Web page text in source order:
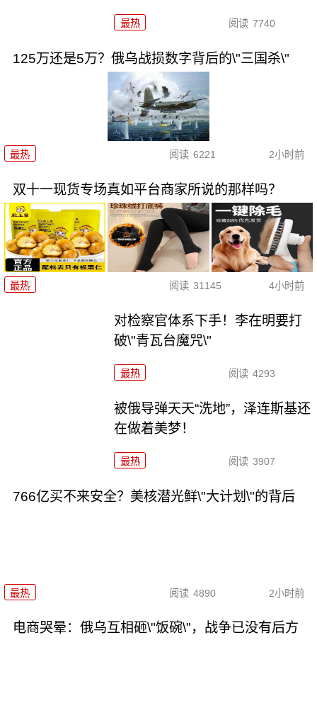
最热 阅读 7740
125万还是5万？俄乌战损数字背后的\"三国杀\"
最热 阅读 6221 2小时前
双十一现货专场真如平台商家所说的那样吗？
最热 阅读 31145 4小时前
对检察官体系下手！李在明要打
破\"青瓦台魔咒\"
最热 阅读 4293
被俄导弹天天“洗地”，泽连斯基还
在做着美梦！
最热 阅读 3907
766亿买不来安全？美核潜光鲜\"大计划\"的背后
最热 阅读 4890 2小时前
电商哭晕：俄乌互相砸\"饭碗\"，战争已没有后方